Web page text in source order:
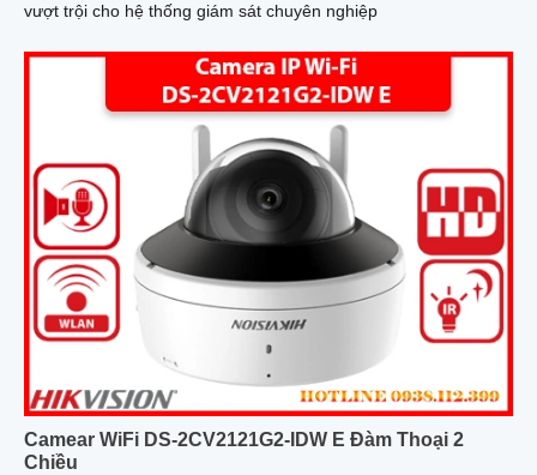
vượt trội cho hệ thống giám sát chuyên nghiệp
Camear WiFi DS-2CV2121G2-IDW E Đàm Thoại 2
Chiều